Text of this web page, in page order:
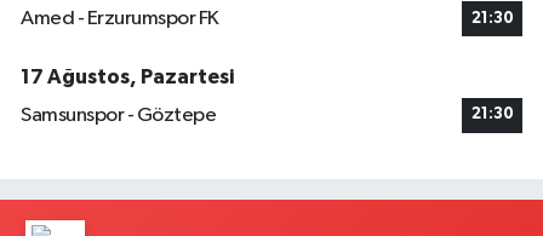
Amed - Erzurumspor FK 21:30
17 Ağustos, Pazartesi
Samsunspor - Göztepe
21:30